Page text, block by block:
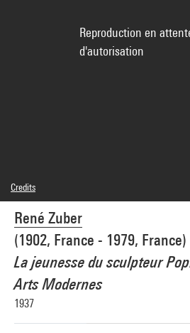
René Zuber
(1902, France - 1979, France)
La jeunesse du sculpteur
Arts Modernes
1937
Reproduction en
d'autorisation
Credits
© droits réservés
Photo credits : Centre Pompidou, MNAM-CCI/
Image reference : 4N83675